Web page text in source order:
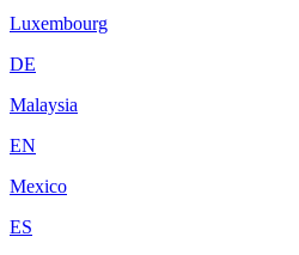
Luxembourg
DE
Malaysia
EN
Mexico
ES